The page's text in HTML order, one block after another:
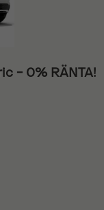
- 0% RÄNTA!